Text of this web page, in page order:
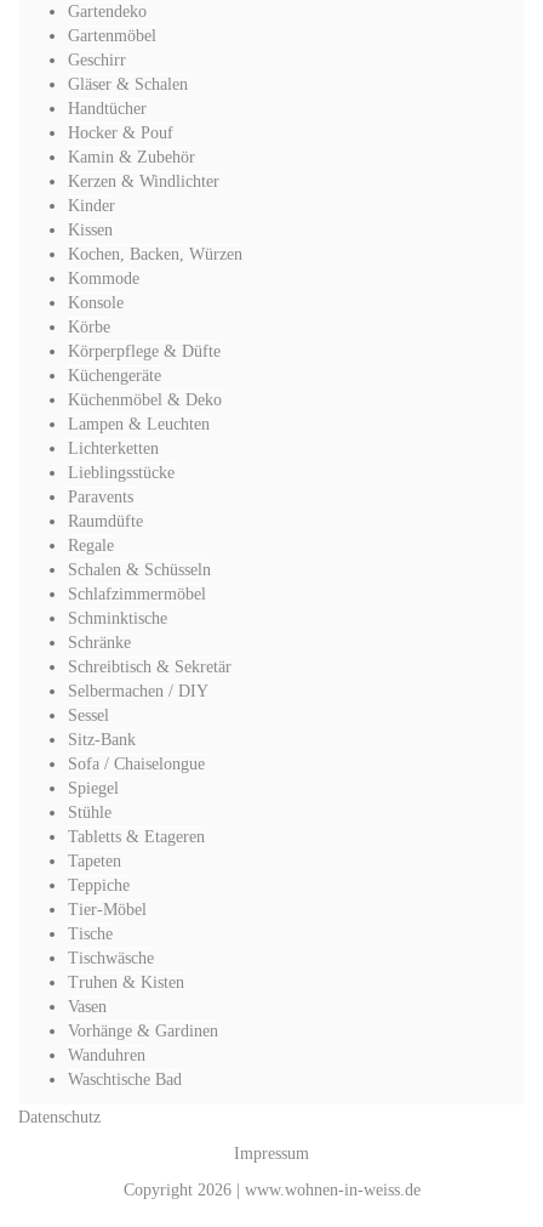
Gartendeko
Gartenmöbel
Geschirr
Gläser & Schalen
Handtücher
Hocker & Pouf
Kamin & Zubehör
Kerzen & Windlichter
Kinder
Kissen
Kochen, Backen, Würzen
Kommode
Konsole
Körbe
Körperpflege & Düfte
Küchengeräte
Küchenmöbel & Deko
Lampen & Leuchten
Lichterketten
Lieblingsstücke
Paravents
Raumdüfte
Regale
Schalen & Schüsseln
Schlafzimmermöbel
Schminktische
Schränke
Schreibtisch & Sekretär
Selbermachen / DIY
Sessel
Sitz-Bank
Sofa / Chaiselongue
Spiegel
Stühle
Tabletts & Etageren
Tapeten
Teppiche
Tier-Möbel
Tische
Tischwäsche
Truhen & Kisten
Vasen
Vorhänge & Gardinen
Wanduhren
Waschtische Bad
Datenschutz
Impressum
Copyright 2026 | www.wohnen-in-weiss.de